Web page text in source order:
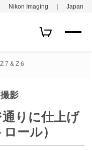
Nikon Imaging ｜ Japan
Z 7 & Z 6
影
りに仕上げ
ール）